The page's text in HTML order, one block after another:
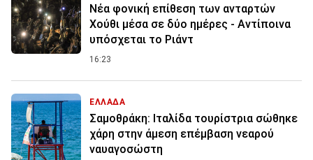
Νέα φονική επίθεση των ανταρτών
Χούθι μέσα σε δύο ημέρες - Αντίποινα
υπόσχεται το Ριάντ
16:23
ΕΛΛΑΔΑ
Σαμοθράκη: Ιταλίδα τουρίστρια σώθηκε
χάρη στην άμεση επέμβαση νεαρού
ναυαγοσώστη